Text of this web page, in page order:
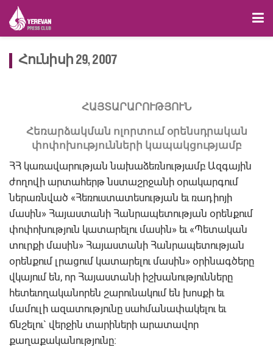
Հունիսի 29, 2007
ՀԱՅՏԱՐԱՐՈՒԹՅՈՒՆ
Հեռարձակման ոլորտում օրենսդրական
փոփոխությունների կապակցությամբ
ՀՀ կառավարության նախաձեռնությամբ Ազգային
ժողովի արտահերթ նստաշրջանի օրակարգում
ներառնված «Հեռուստատեսության եւ ռադիոյի
մասին» Հայաստանի Հանրապետության օրենքում
փոփոխություն կատարելու մասին» եւ «Պետական
տուրքի մասին» Հայաստանի Հանրապետության
օրենքում լրացում կատարելու մասին» օրինագծերը
վկայում են, որ Հայաստանի իշխանությունները
հետեւողականորեն շարունակում են խոսքի եւ
մամուլի ազատությունը սահմանափակելու եւ
ճնշելու` վերջին տարիների արատավոր
քաղաքականությունը: